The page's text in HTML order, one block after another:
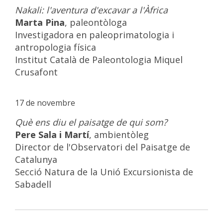
Nakali: l'aventura d'excavar a l'Àfrica
Marta Pina, paleontòloga
Investigadora en paleoprimatologia i
antropologia física
Institut Català de Paleontologia Miquel
Crusafont
17 de novembre
Què ens diu el paisatge de qui som?
Pere Sala i Martí, ambientòleg
Director de l'Observatori del Paisatge de
Catalunya
Secció Natura de la Unió Excursionista de
Sabadell